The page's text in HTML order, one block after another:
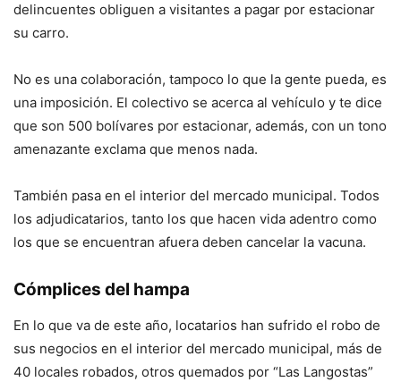
delincuentes obliguen a visitantes a pagar por estacionar
su carro.
No es una colaboración, tampoco lo que la gente pueda, es
una imposición. El colectivo se acerca al vehículo y te dice
que son 500 bolívares por estacionar, además, con un tono
amenazante exclama que menos nada.
También pasa en el interior del mercado municipal. Todos
los adjudicatarios, tanto los que hacen vida adentro como
los que se encuentran afuera deben cancelar la vacuna.
Cómplices del hampa
En lo que va de este año, locatarios han sufrido el robo de
sus negocios en el interior del mercado municipal, más de
40 locales robados, otros quemados por “Las Langostas”